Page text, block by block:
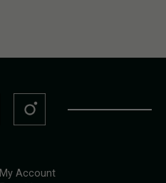
My Account